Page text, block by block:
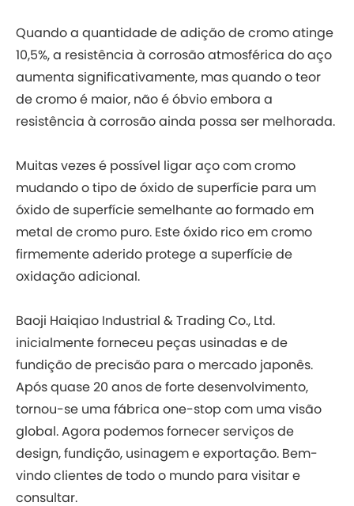
Quando a quantidade de adição de cromo atinge
10,5%, a resistência à corrosão atmosférica do aço
aumenta significativamente, mas quando o teor
de cromo é maior, não é óbvio embora a
resistência à corrosão ainda possa ser melhorada.
Muitas vezes é possível ligar aço com cromo
mudando o tipo de óxido de superfície para um
óxido de superfície semelhante ao formado em
metal de cromo puro. Este óxido rico em cromo
firmemente aderido protege a superfície de
oxidação adicional.
Baoji Haiqiao Industrial & Trading Co., Ltd.
inicialmente forneceu peças usinadas e de
fundição de precisão para o mercado japonês.
Após quase 20 anos de forte desenvolvimento,
tornou-se uma fábrica one-stop com uma visão
global. Agora podemos fornecer serviços de
design, fundição, usinagem e exportação. Bem-
vindo clientes de todo o mundo para visitar e
consultar.